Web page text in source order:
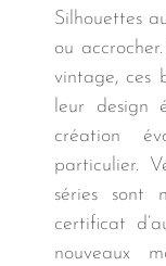
Silhouettes
ou
vintage, ces
leur design
création
particulier.
séries sont
certificat
nouveaux